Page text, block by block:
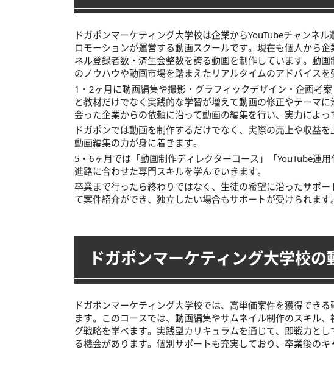
ドガポンマーケティング大学校は企業からYouTubeチャンネ
ロモーションが運営する動画スクールです。現在も個人から
ネル登録者数・済生会整数を誇る動画を制作しています。動
のノウハウや動画市場を踏まえたリアルタイムのアドバイスを
1・2ヶ月に動画編集や撮影・グラフィックデザイン・企画考
と教材だけでなく実践的な学習が増えて動画の修正やテーマ
会った企業からの依頼に沿って動画の編集を行い、実力によ
ドガポンでは動画を制作するだけでなく、実際の売上や収益
動画編集の力が身に着きます。
5・6ヶ月では「動画制作ディレクターコース」「YouTube運
進路に合わせた専門スキルを学んでいきます。
卒業まで行ったら終わりではなく、生徒の希望に沿ったサポ
て案件紹介ができ、独立したい場合もサポートが受けられます。
ドガポンマーケティング大学校
ドガポンマーケティング大学校では、高単価案件を獲得でき
ます。このコースでは、動画編集やサムネイル制作のスキル
グ戦略を学べます。実践型カリキュラムを通じて、即戦力と
る機会があります。個別サポートも充実しており、卒業後のキ